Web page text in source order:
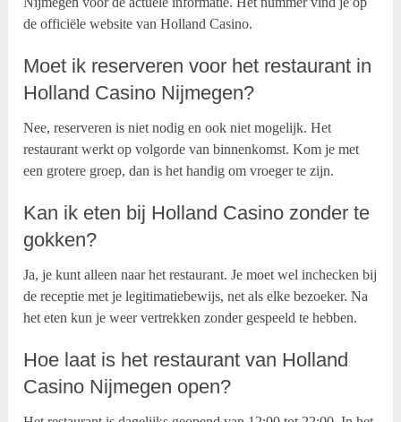
de officiële website van Holland Casino.
Moet ik reserveren voor het restaurant in
Holland Casino Nijmegen?
Nee, reserveren is niet nodig en ook niet mogelijk. Het
restaurant werkt op volgorde van binnenkomst. Kom je met
een grotere groep, dan is het handig om vroeger te zijn.
Kan ik eten bij Holland Casino zonder te
gokken?
Ja, je kunt alleen naar het restaurant. Je moet wel inchecken bij
de receptie met je legitimatiebewijs, net als elke bezoeker. Na
het eten kun je weer vertrekken zonder gespeeld te hebben.
Hoe laat is het restaurant van Holland
Casino Nijmegen open?